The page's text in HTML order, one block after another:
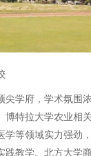
尖学府，学术氛围
博特拉大学农业相
学等领域实力强劲
践教学。北方大学